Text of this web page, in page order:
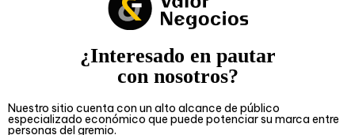
¿Interesado en pautar
con nosotros?
Nuestro sitio cuenta con un alto alcance de público
especializado económico que puede potenciar su marca entre
personas del gremio.